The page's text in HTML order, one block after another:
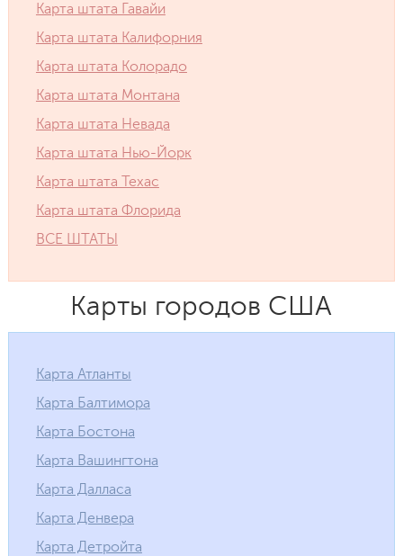
Карта штата Гавайи
Карта штата Калифорния
Карта штата Колорадо
Карта штата Монтана
Карта штата Невада
Карта штата Нью-Йорк
Карта штата Техас
Карта штата Флорида
ВСЕ ШТАТЫ
Карты городов США
Карта Атланты
Карта Балтимора
Карта Бостона
Карта Вашингтона
Карта Далласа
Карта Денвера
Карта Детройта